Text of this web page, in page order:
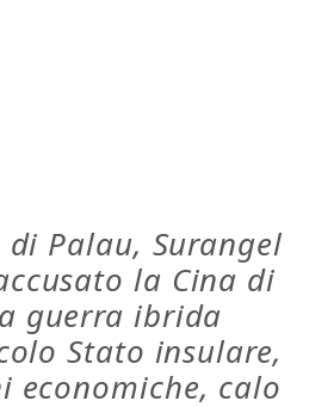
Palau, Surangel
la Cina di
guerra ibrida
Stato insulare,
economiche, calo